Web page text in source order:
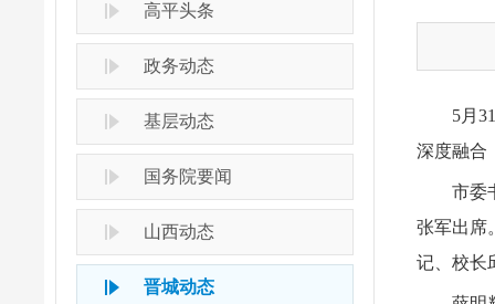
高平头条
政务动态
基层动态
国务院要闻
山西动态
晋城动态
5月
深度融合
市委
张军出席
记、校长